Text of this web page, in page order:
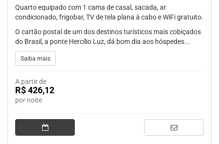
Quarto equipado com 1 cama de casal, sacada, ar
condicionado, frigobar, TV de tela plana à cabo e WiFi gratuito.
O cartão postal de um dos destinos turísticos mais cobiçados
do Brasil, a ponte Hercílio Luz, dá bom dia aos hóspedes...
Saiba mais
A partir de
R$ 426,12
por noite